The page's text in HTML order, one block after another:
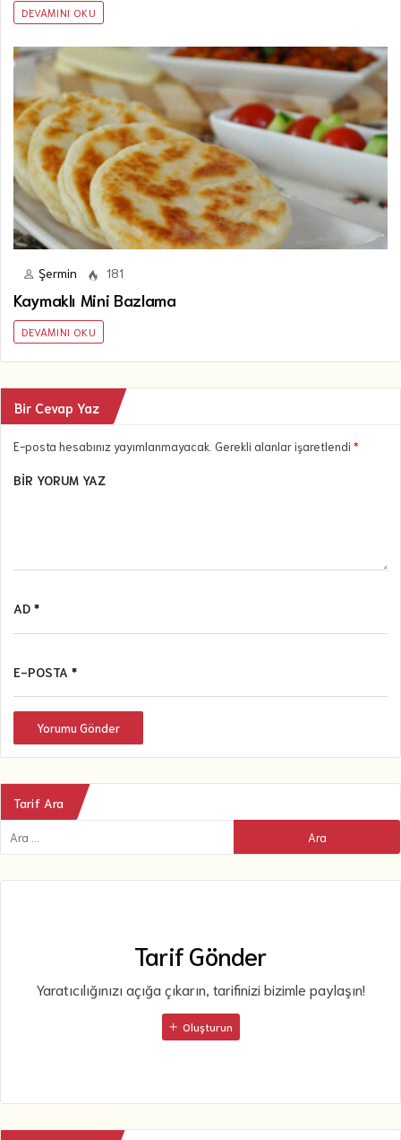
DEVAMINI OKU
Şermin 181
Kaymaklı Mini Bazlama
DEVAMINI OKU
Bir Cevap Yaz
E-posta hesabınız yayımlanmayacak. Gerekli alanlar işaretlendi *
BIR YORUM YAZ
AD *
E-POSTA *
Yorumu Gönder
Tarif Ara
Tarif Gönder
Yaratıcılığınızı açığa çıkarın, tarifinizi bizimle paylaşın!
Oluşturun